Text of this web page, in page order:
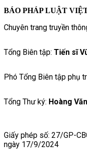
BÁO PHÁP LUẬT
Chuyên trang truyền
Tổng Biên tập: Tiến sĩ
Phó Tổng Biên tập phụ
Tổng Thư ký: Hoàng
Giấy phép số: 27/GP-
ngày 17/9/2024